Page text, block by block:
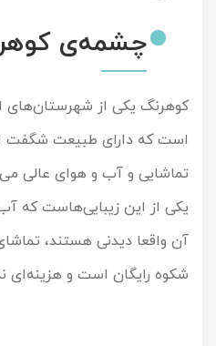
چشمه‌ی
کوهرنگ یکی از شهرستان‌های
است که دارای طبیعت شگفت
تماشایی و آب و هوای عالی
یکی از این زیبایی‌هاست که آب
آن واقعا دیدنی هستند،
شکوه رایگان است و هزینه‌ای